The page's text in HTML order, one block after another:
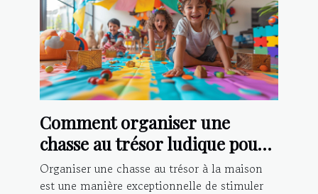
Comment organiser une
chasse au trésor ludique pour
enfants à la maison
Organiser une chasse au trésor à la maison
est une manière exceptionnelle de stimuler